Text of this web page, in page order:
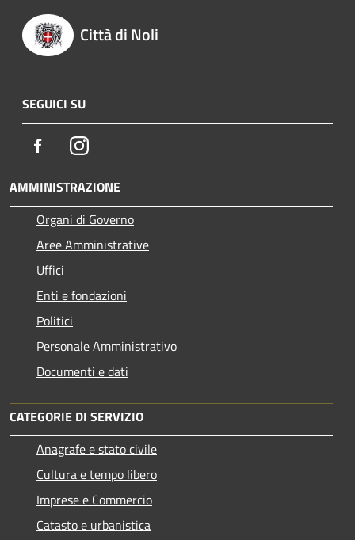
Città di Noli
SEGUICI SU
FacebookInstagram
AMMINISTRAZIONE
Organi di Governo
Aree Amministrative
Uffici
Enti e fondazioni
Politici
Personale Amministrativo
Documenti e dati
CATEGORIE DI SERVIZIO
Anagrafe e stato civile
Cultura e tempo libero
Imprese e Commercio
Catasto e urbanistica